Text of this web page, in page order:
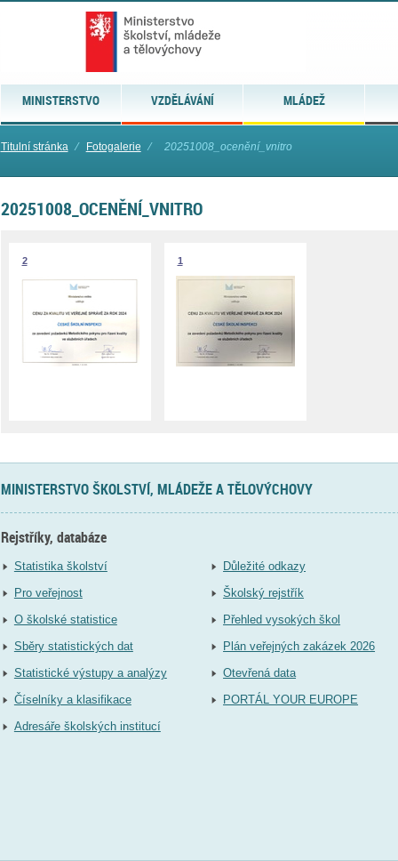
MINISTERSTVO VZDĚLÁVÁNÍ MLÁDEŽ
Titulní stránka ⁄ Fotogalerie ⁄ 20251008_ocenění_vnitro
20251008_OCENĚNÍ_VNITRO
2 1
MINISTERSTVO ŠKOLSTVÍ, MLÁDEŽE A TĚLOVÝCHOVY
Rejstříky, databáze
Statistika školství
Pro veřejnost
O školské statistice
Sběry statistických dat
Statistické výstupy a analýzy
Číselníky a klasifikace
Adresáře školských institucí
Důležité odkazy
Školský rejstřík
Přehled vysokých škol
Plán veřejných zakázek 2026
Otevřená data
PORTÁL YOUR EUROPE